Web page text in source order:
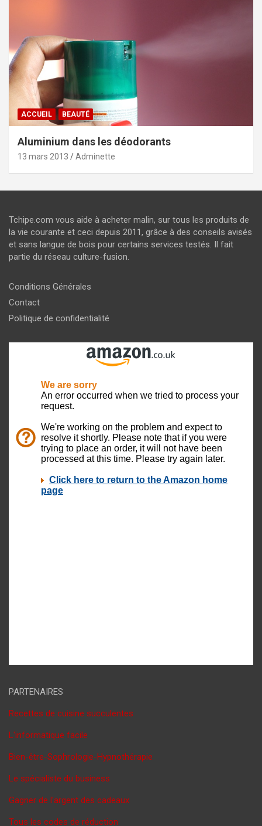
ACCUEIL BEAUTÉ
Aluminium dans les déodorants
13 mars 2013 Adminette
Tchipe.com vous aide à acheter malin, sur tous les produits de
la vie courante et ceci depuis 2011, grâce à des conseils avisés
et sans langue de bois pour certains services testés. Il fait
partie du réseau culture-fusion.
Conditions Générales
Contact
Politique de confidentialité
PARTENAIRES
Recettes de cuisine succulentes
L'informatique facile
Bien-être-Sophrologie-Hypnothérapie
Le spécialiste du business
Gagner de l'argent des cadeaux
Tous les codes de réduction